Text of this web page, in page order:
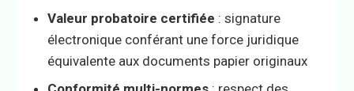
Valeur probatoire certifiée : signature
électronique conférant une force juridique
équivalente aux documents papier originaux